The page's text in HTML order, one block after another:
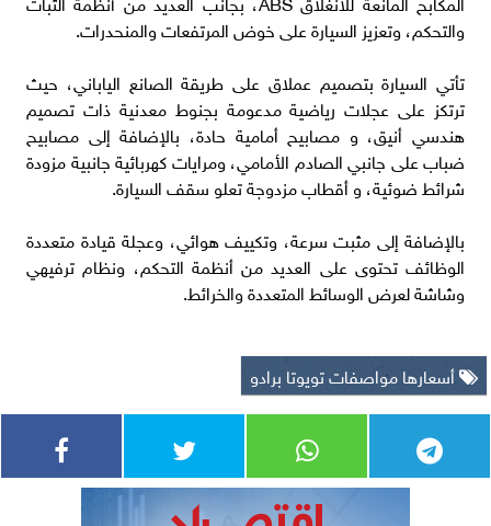
والتحكم، وتعزيز السيارة على خوض المرتفعات والمنحدرات.
تأتي السيارة بتصميم عملاق على طريقة الصانع الياباني، حيث
ترتكز على عجلات رياضية مدعومة بجنوط معدنية ذات تصميم
هندسي أنيق، و مصابيح أمامية حادة، بالإضافة إلى مصابيح
ضباب على جانبي الصادم الأمامي، ومرايات كهربائية جانبية مزودة
شرائط ضوئية، و أقطاب مزدوجة تعلو سقف السيارة.
بالإضافة إلى مثبت سرعة، وتكييف هوائي، وعجلة قيادة متعددة
الوظائف تحتوى على العديد من أنظمة التحكم، ونظام ترفيهي
وشاشة لعرض الوسائط المتعددة والخرائط.
أسعارها مواصفات تويوتا برادو